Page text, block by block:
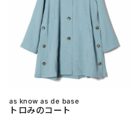
as know as de base
トロみのコート